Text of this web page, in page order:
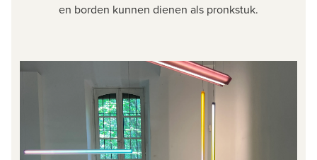
en borden kunnen dienen als pronkstuk.